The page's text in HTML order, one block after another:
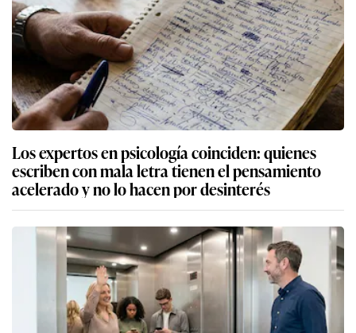
Los expertos en psicología coinciden: quienes
escriben con mala letra tienen el pensamiento
acelerado y no lo hacen por desinterés